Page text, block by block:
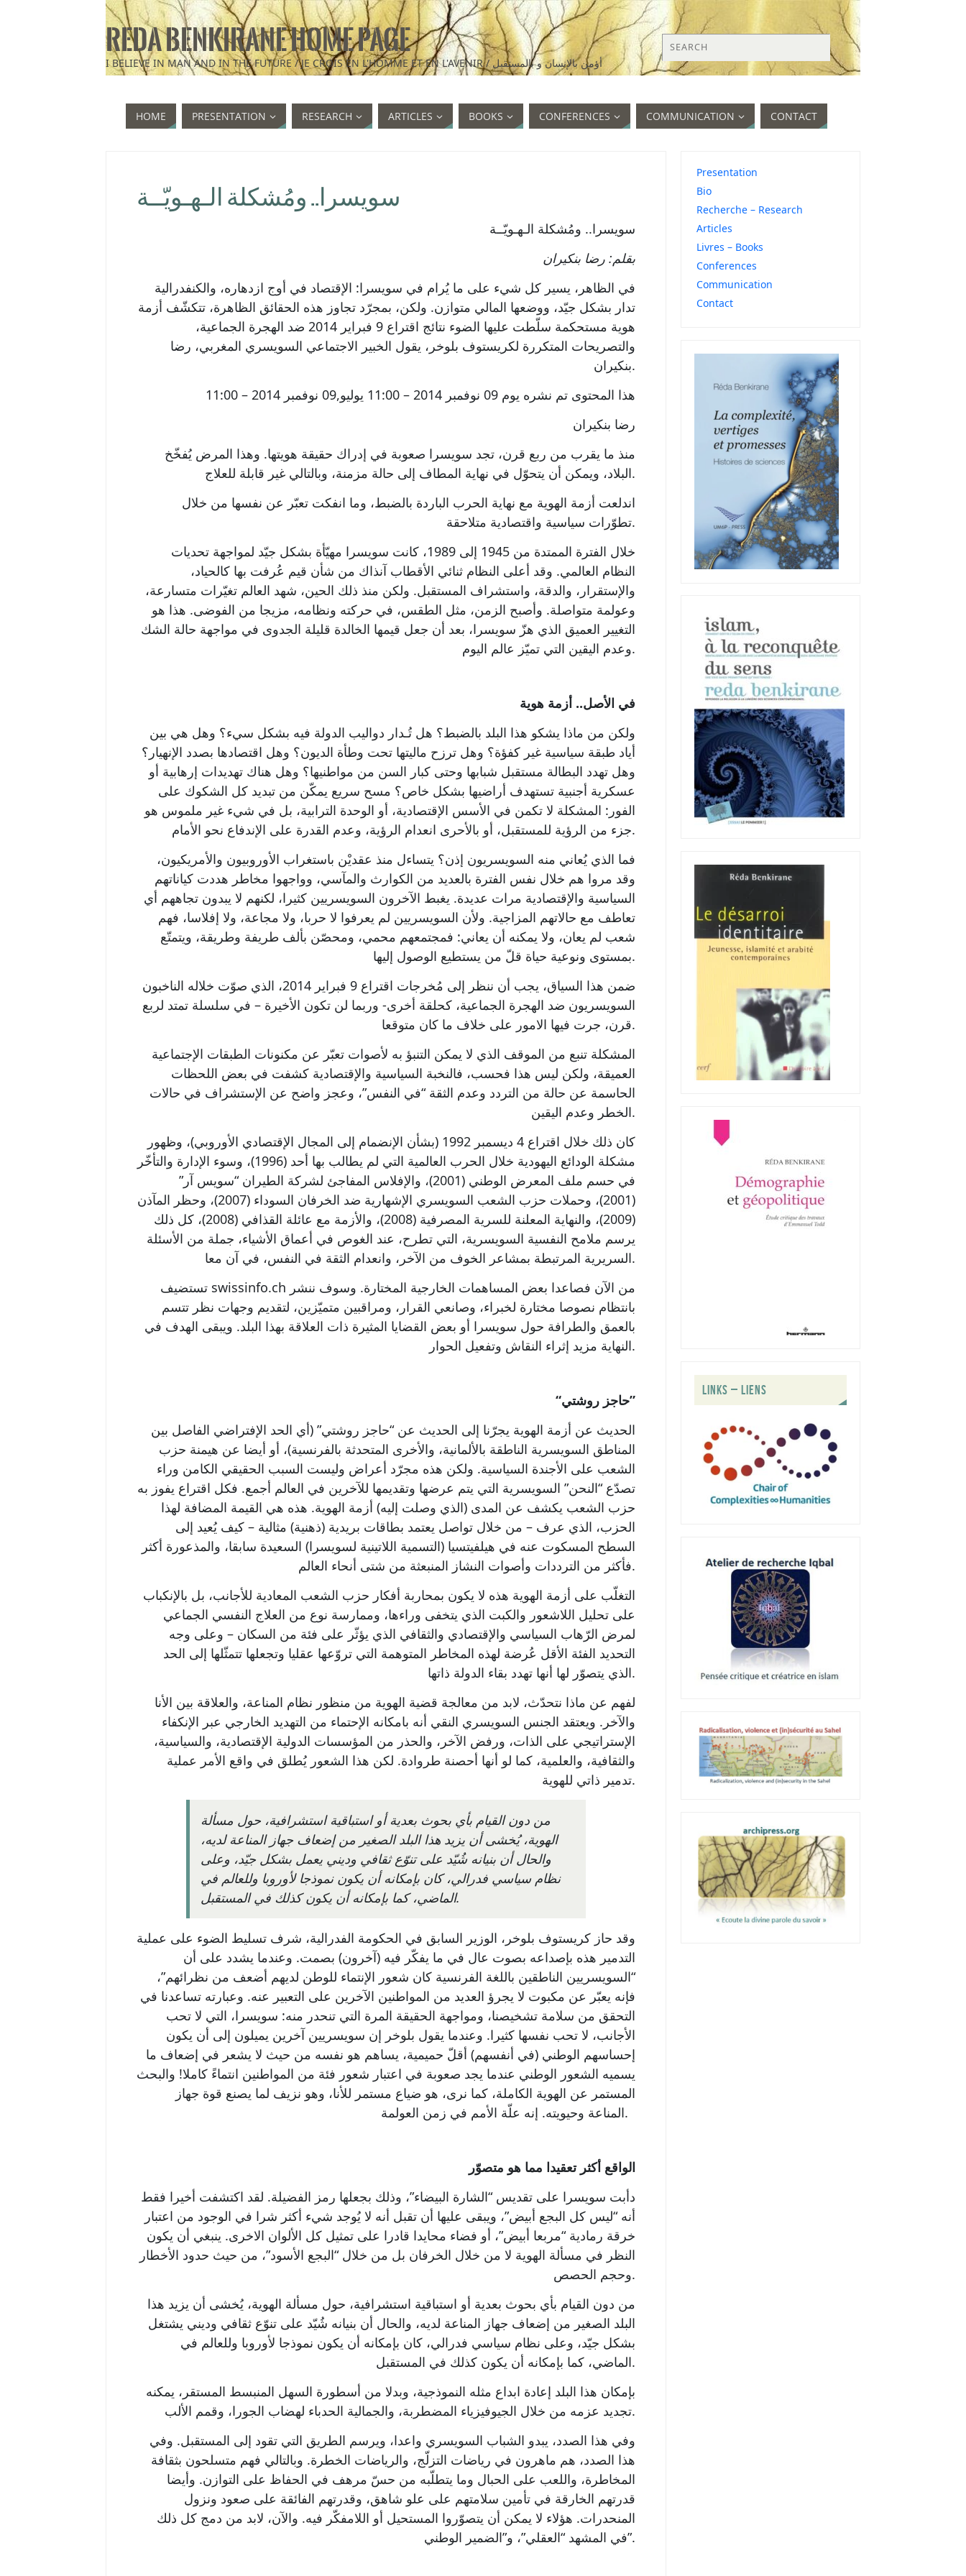
REDA BENKIRANE HOME PAGE
I BELIEVE IN MAN AND IN THE FUTURE / JE CROIS EN L'HOMME ET EN L'AVENIR / أؤمن بالإنسان و بالمستقبل
HOME PRESENTATION RESEARCH ARTICLES BOOKS CONFERENCES COMMUNICATION CONTACT
سويسرا.. ومُشكلة الـهـويّــة
سويسرا.. ومُشكلة الـهـويّــة
بقلم: رضا بنكيران
في الظاهر، يسير كل شيء على ما يُرام في سويسرا: الإقتصاد في أوج ازدهاره، والكنفدرالية
تدار بشكل جيّد، ووضعها المالي متوازن. ولكن، بمجرّد تجاوز هذه الحقائق الظاهرة، تتكشّف أزمة
هوية مستحكمة سلّطت عليها الضوء نتائج اقتراع 9 فبراير 2014 ضد الهجرة الجماعية،
والتصريحات المتكررة لكريستوف بلوخر، يقول الخبير الاجتماعي السويسري المغربي، رضا
بنكيران.
هذا المحتوى تم نشره يوم 09 نوفمبر 2014 – 11:00 يوليو,09 نوفمبر 2014 – 11:00
رضا بنكيران
منذ ما يقرب من ربع قرن، تجد سويسرا صعوبة في إدراك حقيقة هويتها. وهذا المرض يُفخّخ
البلاد، ويمكن أن يتحوّل في نهاية المطاف إلى حالة مزمنة، وبالتالي غير قابلة للعلاج.
اندلعت أزمة الهوية مع نهاية الحرب الباردة بالضبط، وما انفكت تعبّر عن نفسها من خلال
تطوّرات سياسية واقتصادية متلاحقة.
خلال الفترة الممتدة من 1945 إلى 1989، كانت سويسرا مهيّأة بشكل جيّد لمواجهة تحديات
النظام العالمي. وقد أعلى النظام ثنائي الأقطاب آنذاك من شأن قيم عُرفت بها كالحياد،
والإستقرار، والدقة، واستشراف المستقبل. ولكن منذ ذلك الحين، شهد العالم تغيّرات متسارعة،
وعولمة متواصلة. وأصبح الزمن، مثل الطقس، في حركته ونظامه، مزيجا من الفوضى. هذا هو
التغيير العميق الذي هزّ سويسرا، بعد أن جعل قيمها الخالدة قليلة الجدوى في مواجهة حالة الشك
وعدم اليقين التي تميّز عالم اليوم.
في الأصل.. أزمة هوية
ولكن من ماذا يشكو هذا البلد بالضبط؟ هل تُـدار دواليب الدولة فيه بشكل سيء؟ وهل هي بين
أياد طبقة سياسية غير كفؤة؟ وهل ترزح ماليتها تحت وطأة الديون؟ وهل اقتصادها بصدد الإنهيار؟
وهل تهدد البطالة مستقبل شبابها وحتى كبار السن من مواطنيها؟ وهل هناك تهديدات إرهابية أو
عسكرية أجنبية تستهدف أراضيها بشكل خاص؟ مسح سريع يمكّن من تبديد كل الشكوك على
الفور: المشكلة لا تكمن في الأسس الإقتصادية، أو الوحدة الترابية، بل في شيء غير ملموس هو
جزء من الرؤية للمستقبل، أو بالأحرى انعدام الرؤية، وعدم القدرة على الإندفاع نحو الأمام.
فما الذي يُعاني منه السويسريون إذن؟ يتساءل منذ عقديْن باستغراب الأوروبيون والأمريكيون،
وقد مروا هم خلال نفس الفترة بالعديد من الكوارث والمآسي، وواجهوا مخاطر هددت كياناتهم
السياسية والإقتصادية مرات عديدة. يغبط الآخرون السويسريين كثيرا، لكنهم لا يبدون تجاههم أي
تعاطف مع حالاتهم المزاجية. ولأن السويسريين لم يعرفوا لا حربا، ولا مجاعة، ولا إفلاسا، فهم
شعب لم يعان، ولا يمكنه أن يعاني: فمجتمعهم محمي، ومحصّن بألف طريفة وطريقة، ويتمتّع
بمستوى ونوعية حياة قلّ من يستطيع الوصول إليها.
ضمن هذا السياق، يجب أن ننظر إلى مُخرجات اقتراع 9 فبراير 2014، الذي صوّت خلاله الناخبون
السويسريون ضد الهجرة الجماعية، كحلقة أخرى- وربما لن تكون الأخيرة – في سلسلة تمتد لربع
قرن، جرت فيها الامور على خلاف ما كان متوقعا.
المشكلة تنبع من الموقف الذي لا يمكن التنبؤ به لأصوات تعبّر عن مكنونات الطبقات الإجتماعية
العميقة، ولكن ليس هذا فحسب، فالنخبة السياسية والإقتصادية كشفت في بعض اللحظات
الحاسمة عن حالة من التردد وعدم الثقة “في النفس”، وعجز واضح عن الإستشراف في حالات
الخطر وعدم اليقين.
كان ذلك خلال اقتراع 4 ديسمبر 1992 (بشأن الإنضمام إلى المجال الإقتصادي الأوروبي)، وظهور
مشكلة الودائع اليهودية خلال الحرب العالمية التي لم يطالب بها أحد (1996)، وسوء الإدارة والتأخّر
في حسم ملف المعرض الوطني (2001)، والإفلاس المفاجئ لشركة الطيران “سويس آر”
(2001)، وحملات حزب الشعب السويسري الإشهارية ضد الخرفان السوداء (2007)، وحظر المآذن
(2009)، والنهاية المعلنة للسرية المصرفية (2008)، والأزمة مع عائلة القذافي (2008)، كل ذلك
يرسم ملامح النفسية السويسرية، التي تطرح، عند الغوص في أعماق الأشياء، جملة من الأسئلة
السريرية المرتبطة بمشاعر الخوف من الآخر، وانعدام الثقة في النفس، في آن معا.
تستضيف swissinfo.ch من الآن فصاعدا بعض المساهمات الخارجية المختارة. وسوف ننشر
بانتظام نصوصا مختارة لخبراء، وصانعي القرار، ومراقبين متميّزين، لتقديم وجهات نظر تتسم
بالعمق والطرافة حول سويسرا أو بعض القضايا المثيرة ذات العلاقة بهذا البلد. ويبقى الهدف في
النهاية مزيد إثراء النقاش وتفعيل الحوار.
“حاجز روشتي”
الحديث عن أزمة الهوية يجرّنا إلى الحديث عن “حاجز روشتي” (أي الحد الإفتراضي الفاصل بين
المناطق السويسرية الناطقة بالألمانية، والأخرى المتحدثة بالفرنسية)، أو أيضا عن هيمنة حزب
الشعب على الأجندة السياسية. ولكن هذه مجرّد أعراض وليست السبب الحقيقي الكامن وراء
تصدّع “النحن” السويسرية التي يتم عرضها وتقديمها للآخرين في العالم أجمع. فكل اقتراع يفوز به
حزب الشعب يكشف عن المدى (الذي وصلت إليه) أزمة الهوية. هذه هي القيمة المضافة لهذا
الحزب، الذي عرف – من خلال تواصل يعتمد بطاقات بريدية (ذهنية) مثالية – كيف يُعيد إلى
السطح المسكوت عنه في هيلفيتسيا (التسمية اللاتينية لسويسرا) السعيدة سابقا، والمذعورة أكثر
فأكثر من الترددات وأصوات النشاز المنبعثة من شتى أنحاء العالم.
التغلّب على أزمة الهوية هذه لا يكون بمحاربة أفكار حزب الشعب المعادية للأجانب، بل بالإنكباب
على تحليل اللاشعور والكبت الذي يتخفى وراءها، وممارسة نوع من العلاج النفسي الجماعي
لمرض الرّهاب السياسي والإقتصادي والثقافي الذي يؤثّر على فئة من السكان – وعلى وجه
التحديد الفئة الأقل عُرضة لهذه المخاطر المتوهمة التي تروّعها عقليا وتجعلها تتمثّلها إلى الحد
الذي يتصوّر لها أنها تهدد بقاء الدولة ذاتها.
لفهم عن ماذا نتحدّث، لابد من معالجة قضية الهوية من منظور نظام المناعة، والعلاقة بين الأنا
والآخر. ويعتقد الجنس السويسري النقي أنه بامكانه الإحتماء من التهديد الخارجي عبر الإنكفاء
الإستراتيجي على الذات، ورفض الآخر، والحذر من المؤسسات الدولية الإقتصادية، والسياسية،
والثقافية، والعلمية، كما لو أنها أحصنة طروادة. لكن هذا الشعور يُطلق في واقع الأمر عملية
تدمير ذاتي للهوية.
من دون القيام بأي بحوث بعدية أو استباقية استشرافية، حول مسألة
الهوية، يُخشى أن يزيد هذا البلد الصغير من إضعاف جهاز المناعة لديه،
والحال أن بنيانه شُيّد على تنوّع ثقافي وديني يعمل بشكل جيّد، وعلى
نظام سياسي فدرالي، كان بإمكانه أن يكون نموذجا لأوروبا وللعالم في
الماضي، كما بإمكانه أن يكون كذلك في المستقبل.
وقد حاز كريستوف بلوخر، الوزير السابق في الحكومة الفدرالية، شرف تسليط الضوء على عملية
التدمير هذه بإصداعه بصوت عال في ما يفكّر فيه (آخرون) بصمت. وعندما يشدد على أن
“السويسريين الناطقين باللغة الفرنسية كان شعور الإنتماء للوطن لديهم أضعف من نظرائهم”،
فإنه يعبّر عن مكبوت لا يجرؤ العديد من المواطنين الآخرين على التعبير عنه. وعبارته تساعدنا في
التحقق من سلامة تشخيصنا، ومواجهة الحقيقة المرة التي تنحدر منه: سويسرا، التي لا تحب
الأجانب، لا تحب نفسها كثيرا. وعندما يقول بلوخر إن سويسريين آخرين يميلون إلى أن يكون
إحساسهم الوطني (في أنفسهم) أقلّ حميمية، يساهم هو نفسه من حيث لا يشعر في إضعاف ما
يسميه الشعور الوطني عندما يجد صعوبة في اعتبار شعور فئة من المواطنين انتماءً كاملا! والبحث
المستمر عن الهوية الكاملة، كما نرى، هو ضياع مستمر للأنا، وهو نزيف لما يصنع قوة جهاز
المناعة وحيويته. إنه علّة الأمم في زمن العولمة.
الواقع أكثر تعقيدا مما هو متصوّر
دأبت سويسرا على تقديس “الشارة البيضاء”، وذلك بجعلها رمز الفضيلة. لقد اكتشفت أخيرا فقط
أنه “ليس كل البجع أبيض”، ويبقى عليها أن تقبل أنه لا يُوجد شيء أكثر شرا في الوجود من اعتبار
خرقة رمادية “مربعا أبيض”، أو فضاء محايدا قادرا على تمثيل كل الألوان الاخرى. ينبغي أن يكون
النظر في مسألة الهوية لا من خلال الخرفان بل من خلال “البجع الأسود”، من حيث حدود الأخطار
وحجم الحصص.
من دون القيام بأي بحوث بعدية أو استباقية استشرافية، حول مسألة الهوية، يُخشى أن يزيد هذا
البلد الصغير من إضعاف جهاز المناعة لديه، والحال أن بنيانه شُيّد على تنوّع ثقافي وديني يشتغل
بشكل جيّد، وعلى نظام سياسي فدرالي، كان بإمكانه أن يكون نموذجا لأوروبا وللعالم في
الماضي، كما بإمكانه أن يكون كذلك في المستقبل.
بإمكان هذا البلد إعادة ابداع مثله النموذجية، وبدلا من أسطورة السهل المنبسط المستقر، يمكنه
تجديد عزمه من خلال الجيوفيزياء المضطربة، والجمالية الحدباء لهضاب الجورا، وقمم الألب.
وفي هذا الصدد، يبدو الشباب السويسري واعدا، ويرسم الطريق التي تقود إلى المستقبل. وفي
هذا الصدد، هم ماهرون في رياضات التزلّج، والرياضات الخطرة. وبالتالي فهم متسلحون بثقافة
المخاطرة، واللعب على الحبال وما يتطلّبه من حسّ مرهف في الحفاظ على التوازن. وأيضا
قدرتهم الخارقة في تأمين سلامتهم على علو شاهق، وقدرتهم الفائقة على صعود ونزول
المنحدرات. هؤلاء لا يمكن أن يتصوّروا المستحيل أو اللامفكّر فيه. والآن، لابد من دمج كل ذلك
في المشهد “العقلي”، و”الضمير الوطني”.
Presentation
Bio
Recherche – Research
Articles
Livres – Books
Conferences
Communication
Contact
LINKS – LIENS